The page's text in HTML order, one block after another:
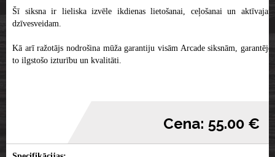
Šī siksna ir lieliska izvēle ikdienas lietošanai, ceļošanai un aktīvajam
dzīvesveidam.
Kā arī ražotājs nodrošina mūža garantiju visām Arcade siksnām, garantējot
to ilgstošo izturību un kvalitāti.
Cena: 55.00 €